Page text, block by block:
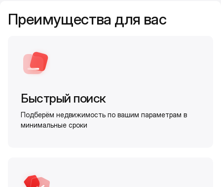
Преимущества для вас
Быстрый поиск
Подберём недвижимость по вашим параметрам в
минимальные сроки